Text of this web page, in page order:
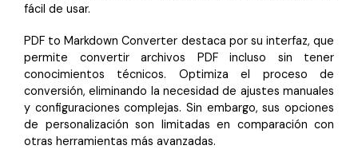
fácil de usar.
PDF to Markdown Converter destaca por su interfaz, que
permite convertir archivos PDF incluso sin tener
conocimientos técnicos. Optimiza el proceso de
conversión, eliminando la necesidad de ajustes manuales
y configuraciones complejas. Sin embargo, sus opciones
de personalización son limitadas en comparación con
otras herramientas más avanzadas.